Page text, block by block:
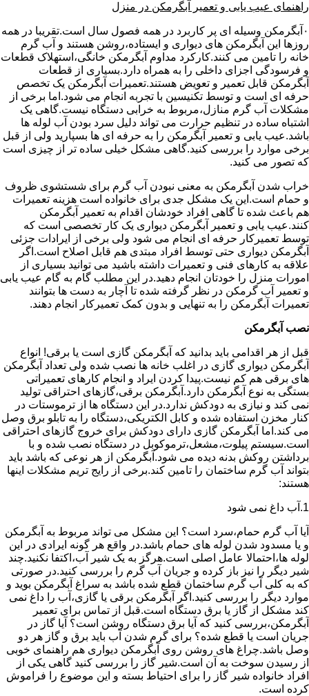
راهنمای عیب یابی و تعمیر آبگرمکن در منزل
۰آبگرمکن وسیله ای پر کاربرد در همه فصول سال است.تقریبا در همه
روزها این آبگرمکن های دیواری و ایستاده،روشن هستند و آب گرم
خانه را تامین می کنند.کارکرد مداوم آبگرمکن خانگی،استهلاک قطعات
و فرسودگی اجزای داخلی را به همراه دارد.بسیاری از قطعات
آبگرمکن قابل تعمیر و تعویض هستند.تعمیرات آبگرمکن یک تخصص
حرفه ای است و توسط تکنیسین با تجربه انجام می شود.اما برخی از
مشکلات آب گرم منازل،مربوط به خرابی دستگاه نیست.گاهی یک
اشتباه ساده در تنظیم حرارت می تواند دلیل سرد بودن آب لوله ها
باشد.عیب یابی و تعمیر آبگرمکن را به حرفه ای ها بسپارید ولی از قبل
برخی موارد را بررسی کنید.گاهی مشکل خیلی ساده تر از چیزی است
که تصور می کنید.
خراب شدن آبگرمکن به معنی نبودن آب گرم برای شستشوی ظروف
و حمام است.این یک مشکل جدی برای خانواده است هزینه تعمیرات
هم باعث شده تا گاهی افراد خودشان اقدام به تعمیر آبگرمکن
کنند.عیب یابی و تعمیر آبگرمکن دیواری یک کار تخصصی است که
توسط تعمیرکار حرفه ای انجام می شود ولی برخی از ایرادات جزئی
آبگرمکن دیواری حتی توسط افراد مبتدی هم قابل اصلاح است.اگر
علاقه به کارهای فنی و تعمیرات داشته باشید می توانید بسیاری از
امورات منزل را خودتان انجام دهید.در این مطلب گام به گام عیب یابی
و تعمیر آب گرمکن در نظر گرفته شده تا آچار به دست ها بتوانند
تعمیرات آبگرمکن را به تنهایی و بدون کمک تعمیرکار انجام دهند.
نصب آبگرمکن
قبل از هر اقدامی باید بدانید که آبگرمکن گازی است یا برقی! انواع
آبگرمکن دیواری گازی در اغلب خانه ها نصب شده ولی تعداد آبگرمکن
های برقی هم کم نیست.پیدا کردن ایراد و انجام کارهای تعمیراتی
بستگی به نوع آبگرمکن دارد.آبگرمکن برقی،گازهای احتراقی تولید
نمی کند و نیازی به دودکش ندارد.در این دستگاه ها از ترموستات در
کنار مخزن استفاده شده و کابل الکتریکی،دستگاه را به تابلو برق وصل
می کند.اما آبگرمکن گازی دارای دودکش برای خروج گازهای احتراقی
است.سیستم پیلوت،مشعل،ترموکوبل در دستگاه نصب شده و با
برداشتن روکش بدنه دیده می شود.آبگرمکن از هر نوعی که باشد باید
بتواند آب گرم ساختمان را تامین کند.برخی از رایج تریم مشکلات اینها
هستند:
1.آب داغ نمی شود
آیا آب گرم حمام،سرد است؟ این مشکل می تواند مربوط به آبگرمکن
و یا مسدود شدن لوله های حمام باشد.در واقع هر گونه ایرادی در این
لوله ها،احتمالا عامل اصلی است.هرگز به یک شیر آب،اکتفا نکنید.چند
شیر دیگر را نیز باز کرده و جریان آب گرم را بررسی کنید.در صورتی
که به کلی آب گرم ساختمان قطع شده باشد به سراغ آبگرمکن بوید و
موارد دیگر را بررسی کنید.اگر آبگرمکن برقی یا گازی،آب را داغ نمی
کند مشکل از گاز یا برق دستگاه است.قبل از تماس برای تعمیر
آبگرمکن،بررسی کنید که آیا برق دستگاه روشن است؟ آیا گاز در
جریان است یا قطع شده؟ برای گرم شدن آب باید برق و گاز هر دو
وصل باشد.چراغ های روشن روی آبگرمکن دیواری هم راهنمای خوبی
از رسیدن سوخت به آن است.شیر گاز را بررسی کنید گاهی یکی از
افراد خانواده شیر گاز را برای احتیاط بسته و این موضوع را فراموش
کرده است.